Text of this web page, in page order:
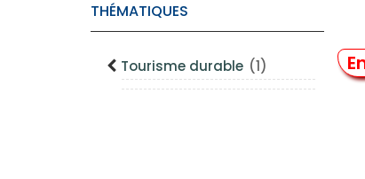
THÉMATIQUES
Tourisme durable (1)